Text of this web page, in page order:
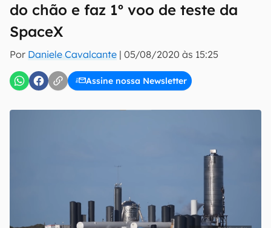
do chão e faz 1º voo de teste da
SpaceX
Por Daniele Cavalcante | 05/08/2020 às 15:25
Assine nossa Newsletter
E-mail
inscreva-se
Uso e Política de Privacidade do Canaltech.